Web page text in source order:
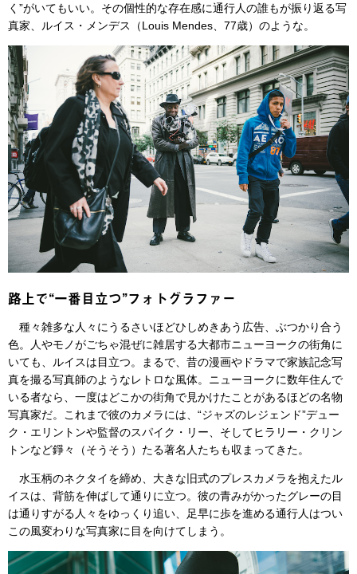
く”がいてもいい。その個性的な存在感に通行人の誰もが振り返る写
真家、ルイス・メンデス（Louis Mendes、77歳）のような。
路上で“一番目立つ”フォトグラファー
種々雑多な人々にうるさいほどひしめきあう広告、ぶつかり合う
色。人やモノがごちゃ混ぜに雑居する大都市ニューヨークの街角に
いても、ルイスは目立つ。まるで、昔の漫画やドラマで家族記念写
真を撮る写真師のようなレトロな風体。ニューヨークに数年住んで
いる者なら、一度はどこかの街角で見かけたことがあるほどの名物
写真家だ。これまで彼のカメラには、“ジャズのレジェンド”デュー
ク・エリントンや監督のスパイク・リー、そしてヒラリー・クリン
トンなど錚々（そうそう）たる著名人たちも収まってきた。
水玉柄のネクタイを締め、大きな旧式のプレスカメラを抱えたル
イスは、背筋を伸ばして通りに立つ。彼の青みがかったグレーの目
は通りすがる人々をゆっくり追い、足早に歩を進める通行人はつい
この風変わりな写真家に目を向けてしまう。